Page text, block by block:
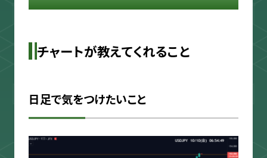
チャートが教えてくれること
日足で気をつけたいこと